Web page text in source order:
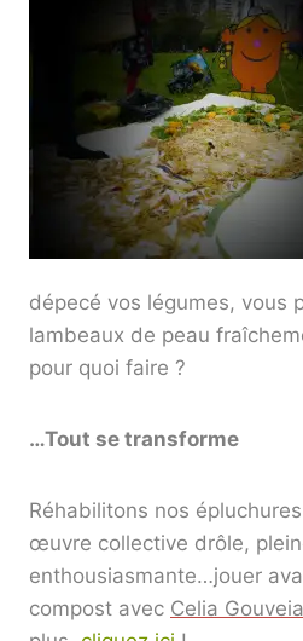
dépecé vos légumes, vous
lambeaux de peau
pour quoi faire ?
…Tout se transforme
Réhabilitons nos
œuvre collective drôle,
enthousiasmante…jouer
compost avec Celia